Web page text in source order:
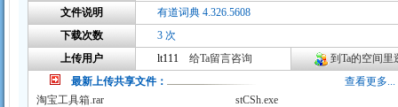
文件说明
有道词典 4.326.5608
下载次数
3 次
上传用户
lt111 给Ta留言咨询
到Ta的空间里
最新上传共享文件：
查看更多...
淘宝工具箱.rar
stCSh.exe